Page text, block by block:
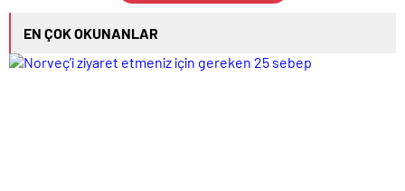
EN ÇOK OKUNANLAR